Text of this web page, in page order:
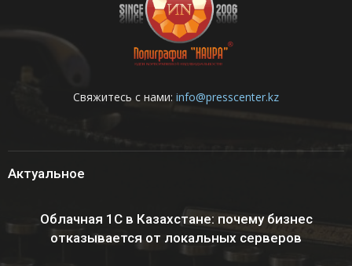
Свяжитесь с нами: info@presscenter.kz
Актуальное
Облачная 1С в Казахстане: почему бизнес
отказывается от локальных серверов